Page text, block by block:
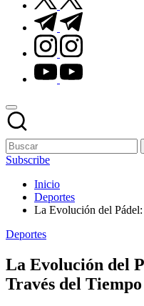
t.me
instagram.com
youtube.com
Subscribe
Inicio
Deportes
La Evolución del
Publicado
Deportes
La Evolución del
Través del Tiempo